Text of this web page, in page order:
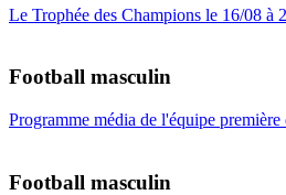
Le Trophée des Champions le 16/08 à
Football masculin
Programme média de l'équipe
Football masculin